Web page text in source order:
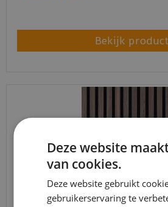
Bekijk product
BEREIKBAARHEID
In verband met de
t/m 14 augustus
Deze website
van cookies.
Deze website gebruikt
gebruikerservaring te